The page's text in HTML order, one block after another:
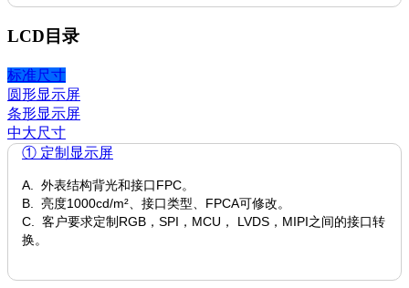
LCD目录
标准尺寸
圆形显示屏
条形显示屏
中大尺寸
① 定制显示屏
A. 外表结构背光和接口FPC。
B. 亮度1000cd/m²、接口类型、FPCA可修改。
C. 客户要求定制RGB，SPI，MCU， LVDS，MIPI之间的接口转
换。